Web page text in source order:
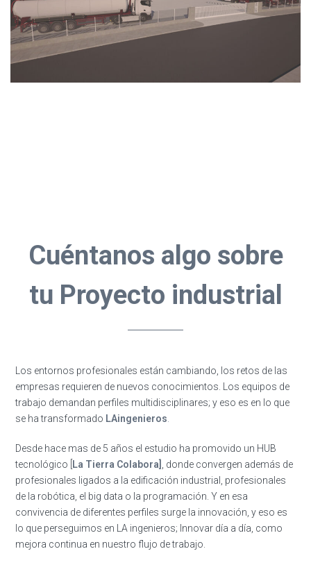
Cuéntanos algo sobre
tu Proyecto industrial
Los entornos profesionales están cambiando, los retos de las
empresas requieren de nuevos conocimientos. Los equipos de
trabajo demandan perfiles multidisciplinares; y eso es en lo que
se ha transformado LAingenieros
Desde hace mas de 5 años el estudio ha promovido un HUB
tecnológico [ La Tierra Colabora]
, donde convergen además de
profesionales ligados a la edificación industrial, profesionales
de la robótica, el big data o la programación. Y en esa
convivencia de diferentes perfiles surge la innovación, y eso es
lo que perseguimos en LA ingenieros; Innovar día a día, como
mejora continua en nuestro flujo de trabajo.